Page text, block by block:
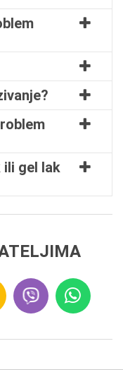
ili gel lak